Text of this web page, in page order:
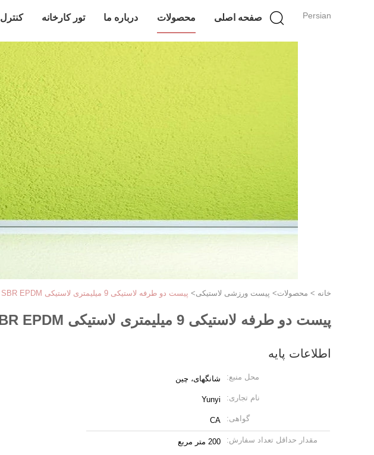
Persian صفحه اصلی محصولات درباره ما تور کارخانه
خانه > محصولات> پیست ورزشی لاستیکی> پیست دو طرفه لاستیکی 9 میلیمتری لاستیکی SBR EPDM
پیست دو طرفه لاستیکی 9 میلیمتری لاستیکی SBR EPDM
اطلاعات پایه
محل منبع: شانگهای، چین
نام تجاری: Yunyi
گواهی: CA
مقدار حداقل تعداد سفارش: 200 متر مربع